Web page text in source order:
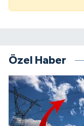
Özel Haber